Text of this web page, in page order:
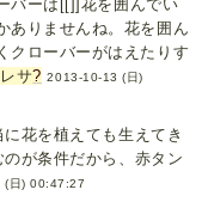
バーは[[]]花を囲んでい
ありませんね。花を囲ん
クローバーがはえたりす
サ? 2013-10-13 (日)
花を植えても生えてき
が条件だから、赤タン
(日) 00:47:27